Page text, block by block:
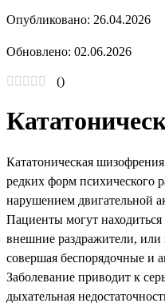
Опубликовано: 26.04.2026
Обновлено: 02.06.2026
()
Кататоническая
редких форм психического
нарушением двигательной
Пациенты могут находиться
внешние раздражители, или
совершая беспорядочные и
Заболевание приводит к
дыхательная